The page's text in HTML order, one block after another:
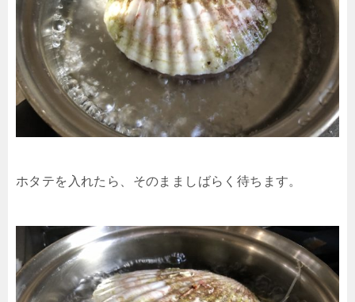
ホタテを入れたら、そのまましばらく待ちます。